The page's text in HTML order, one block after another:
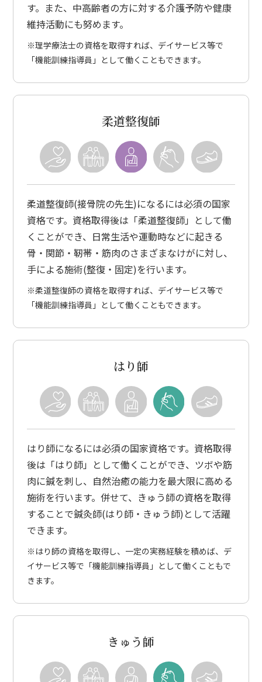
す。また、中高齢者の方に対する介護予防や健康
維持活動にも努めます。
※理学療法士の資格を取得すれば、デイサービス等で
「機能訓練指導員」として働くこともできます。
柔道整復師
柔道整復師(接骨院の先生)になるには必須の国家
資格です。資格取得後は「柔道整復師」として働
くことができ、日常生活や運動時などに起きる
骨・関節・靭帯・筋肉のさまざまなけがに対し、
手による施術(整復・固定)を行います。
※柔道整復師の資格を取得すれば、デイサービス等で
「機能訓練指導員」として働くこともできます。
はり師
はり師になるには必須の国家資格です。資格取得
後は「はり師」として働くことができ、ツボや筋
肉に鍼を刺し、自然治癒の能力を最大限に高める
施術を行います。併せて、きゅう師の資格を取得
することで鍼灸師(はり師・きゅう師)として活躍
できます。
※はり師の資格を取得し、一定の実務経験を積めば、デ
イサービス等で「機能訓練指導員」として働くこともで
きます。
きゅう師